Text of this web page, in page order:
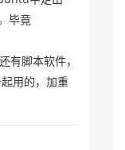
毕竟
有脚本软件，
用的，加重